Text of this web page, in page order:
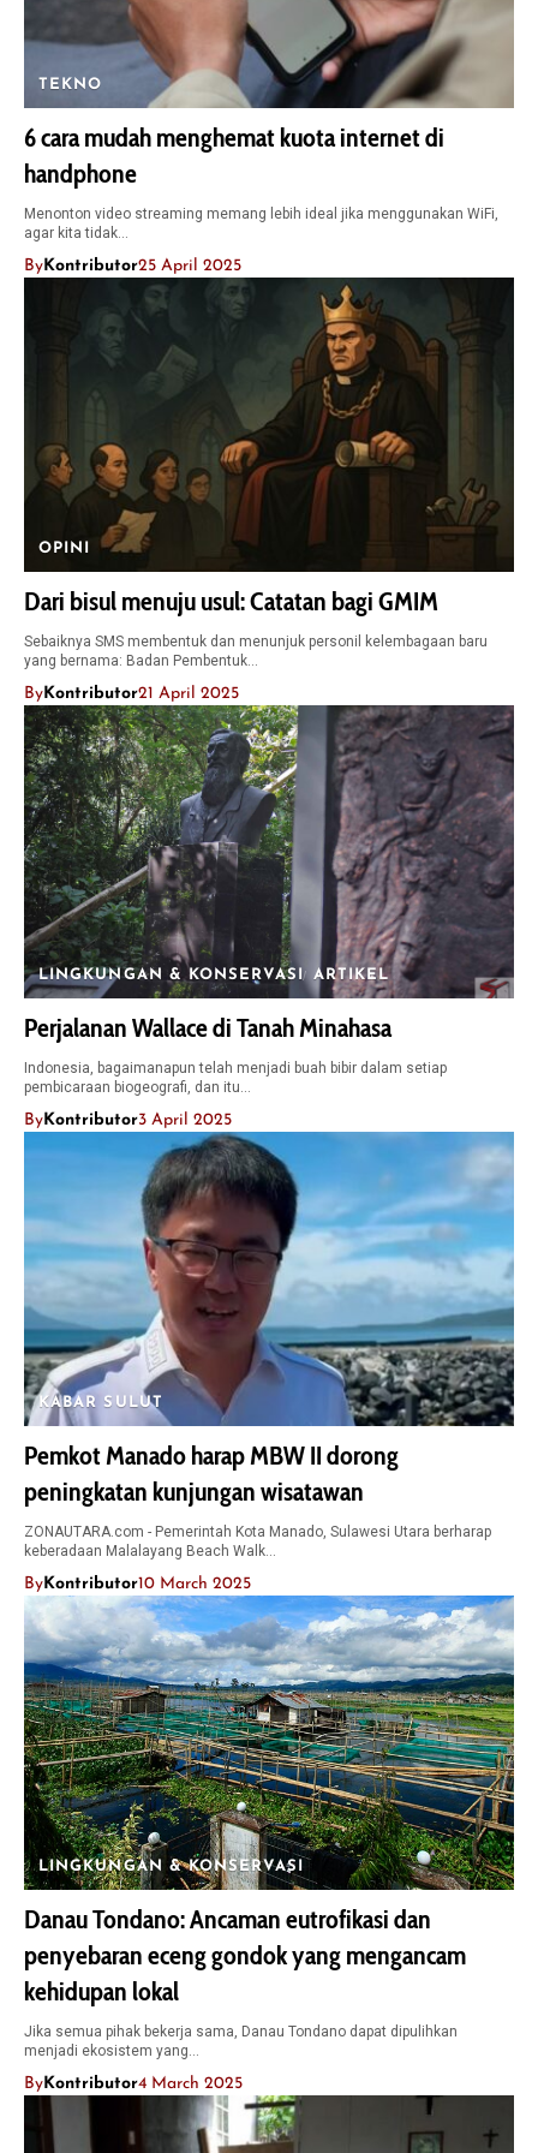
TEKNO
6 cara mudah menghemat kuota internet di
handphone
Menonton video streaming memang lebih ideal jika menggunakan WiFi,
agar kita tidak…
By Kontributor25 April 2025
OPINI
Dari bisul menuju usul: Catatan bagi GMIM
Sebaiknya SMS membentuk dan menunjuk personil kelembagaan baru
yang bernama: Badan Pembentuk…
By Kontributor21 April 2025
LINGKUNGAN & KONSERVASI ARTIKEL
Perjalanan Wallace di Tanah Minahasa
Indonesia, bagaimanapun telah menjadi buah bibir dalam setiap
pembicaraan biogeografi, dan itu…
ByKontributor3 April 2025
KABAR SULUT
Pemkot Manado harap MBW II dorong
peningkatan kunjungan wisatawan
ZONAUTARA.com - Pemerintah Kota Manado, Sulawesi Utara berharap
keberadaan Malalayang Beach Walk…
ByKontributor10 March 2025
LINGKUNGAN & KONSERVASI
Danau Tondano: Ancaman eutrofikasi dan
penyebaran eceng gondok yang mengancam
kehidupan lokal
Jika semua pihak bekerja sama, Danau Tondano dapat dipulihkan
menjadi ekosistem yang…
By Kontributor4 March 2025